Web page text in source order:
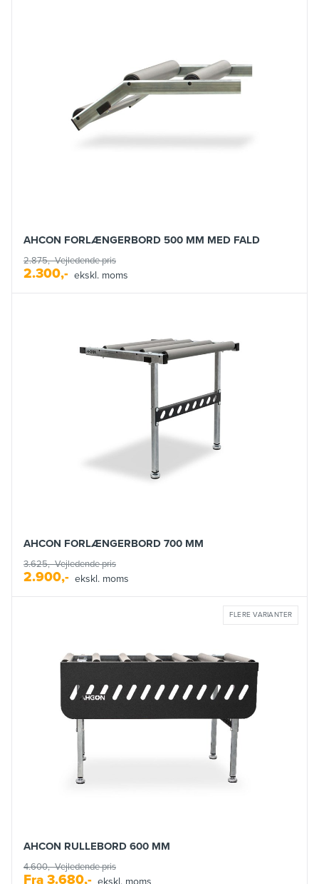
AHCON FORLÆNGERBORD 500 MM MED FALD
2.875,-Vejledende pris
2.300,- ekskl. moms
AHCON FORLÆNGERBORD 700 MM
3.625,-Vejledende pris
2.900,- ekskl. moms
AHCON RULLEBORD 600 MM
4.600,-Vejledende pris
Fra 3.680,- ekskl. moms
FLERE VARIANTER